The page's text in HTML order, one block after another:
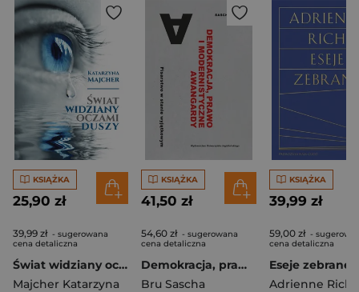
KSIĄŻKA
25,90 zł
39,99 zł - sugerowana
cena detaliczna
Świat widziany oczami duszy
Majcher Katarzyna
KSIĄŻKA
41,50 zł
54,60 zł - sugerowana
cena detaliczna
Demokracja, prawo i modernistyczne awangardy
Bru Sascha
KSIĄŻKA
39,99 zł
59,00 zł -
cena detaliczna
Adrienne Rich